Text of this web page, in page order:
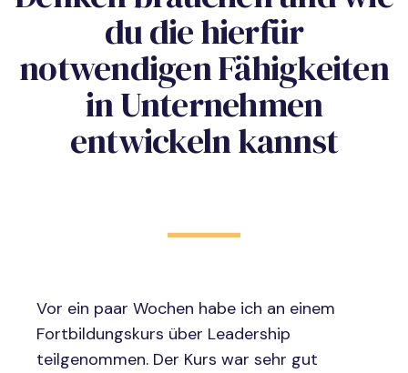
du die hierfür
notwendigen Fähigkeiten
in Unternehmen
entwickeln kannst
Vor ein paar Wochen habe ich an einem
Fortbildungskurs über Leadership
teilgenommen. Der Kurs war sehr gut